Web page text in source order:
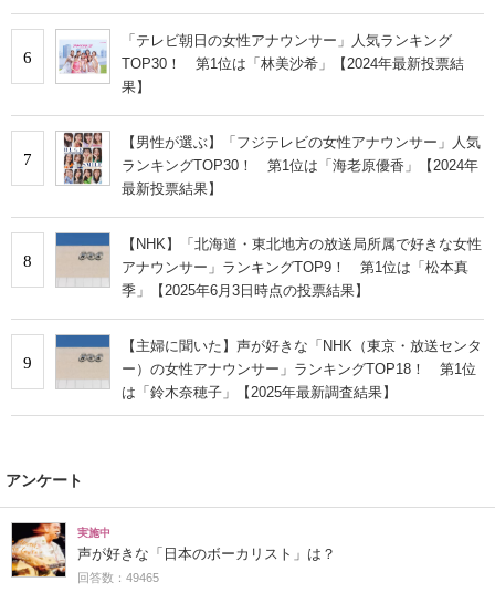
6
「テレビ朝日の女性アナウンサー」人気ランキング
TOP30！ 第1位は「林美沙希」【2024年最新投票結
果】
7
【男性が選ぶ】「フジテレビの女性アナウンサー」人気
ランキングTOP30！ 第1位は「海老原優香」【2024年
最新投票結果】
8
【NHK】「北海道・東北地方の放送局所属で好きな女性
アナウンサー」ランキングTOP9！ 第1位は「松本真
季」【2025年6月3日時点の投票結果】
9
【主婦に聞いた】声が好きな「NHK（東京・放送センタ
ー）の女性アナウンサー」ランキングTOP18！ 第1位
は「鈴木奈穂子」【2025年最新調査結果】
アンケート
実施中
声が好きな「日本のボーカリスト」は？
回答数：49465